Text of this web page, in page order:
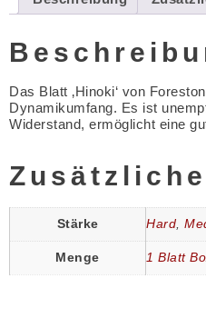
Das Blatt ‚Hinoki‘ von
Dynamikumfang. Es ist
Widerstand, ermöglicht eine
Stärke Hard,
Menge 1 Blatt